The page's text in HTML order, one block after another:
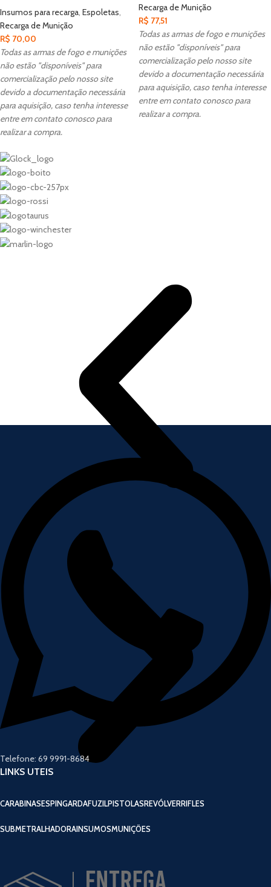
Insumos para recarga, Espoletas,
Recarga de Munição
R$ 70,00
Todas as armas de fogo e munições
não estão "disponíveis" para
comercialização pelo nosso site
devido a documentação necessária
para aquisição, caso tenha interesse
entre em contato conosco para
realizar a compra.
Recarga de Munição
R$ 77,51
Todas as armas de fogo e munições
não estão "disponíveis" para
comercialização pelo nosso site
devido a documentação necessária
para aquisição, caso tenha interesse
entre em contato conosco para
realizar a compra.
Telefone: 69 9991-8684
LINKS UTEIS
CARABINASESPINGARDAFUZILPISTOLASREVÓLVERRIFLES
SUBMETRALHADORAINSUMOSMUNIÇÕES